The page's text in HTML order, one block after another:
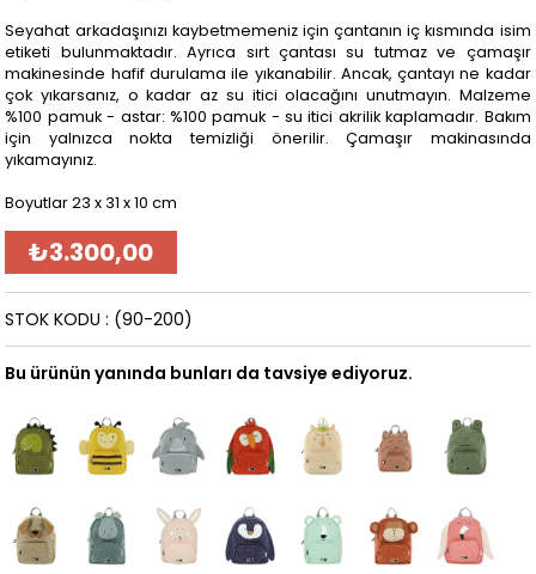
Seyahat arkadaşınızı kaybetmemeniz için çantanın iç kısmında isim
etiketi bulunmaktadır. Ayrıca sırt çantası su tutmaz ve çamaşır
makinesinde hafif durulama ile yıkanabilir. Ancak, çantayı ne kadar
çok yıkarsanız, o kadar az su itici olacağını unutmayın. Malzeme
%100 pamuk​ - astar: %100 pamuk​ - su itici akrilik kaplamadır. Bakım
için yalnızca nokta temizliği önerilir. Çamaşır makinasında
yıkamayınız.
Boyutlar 23 x 31 x 10 cm
₺3.300,00
(90-200)
STOK KODU
Bu ürünün yanında bunları da tavsiye ediyoruz.